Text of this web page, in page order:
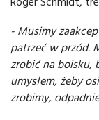
- Musimy
patrzeć w przód.
zrobić na boisku,
umysłem, żeby
zrobimy,